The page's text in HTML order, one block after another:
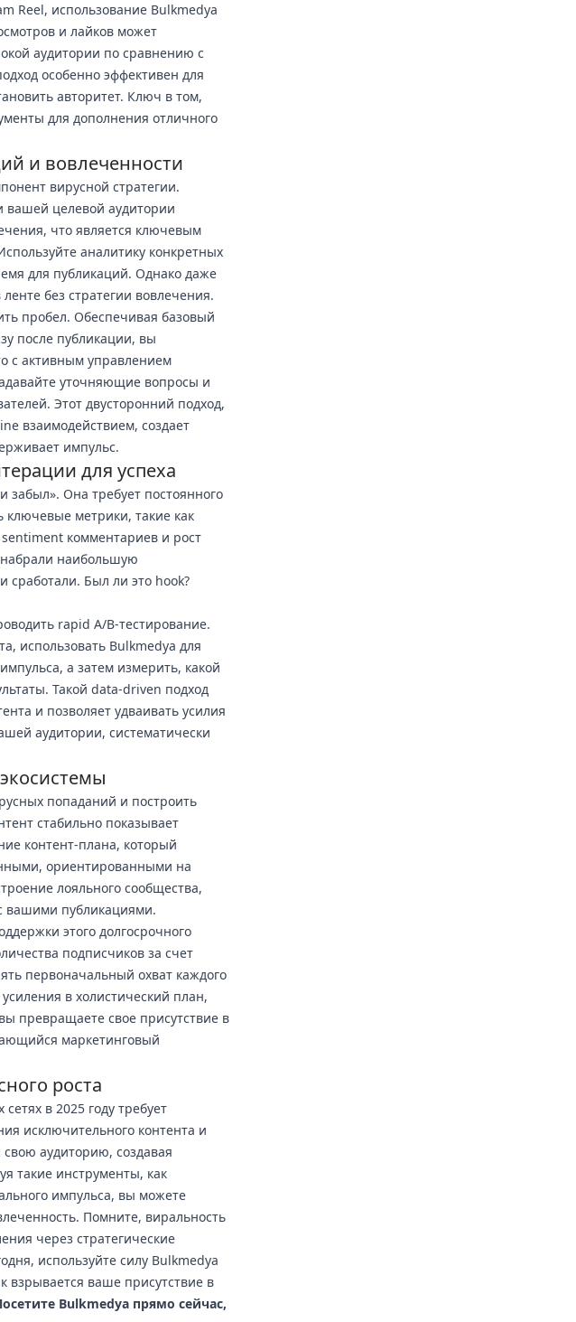
Reel, использование Bulkmedya
и лайков может
аудитории по сравнению с
особенно эффективен для
авторитет. Ключ в том,
для дополнения отличного
и вовлеченности
вирусной стратегии.
вашей целевой аудитории
что является ключевым
аналитику конкретных
для публикаций. Однако даже
без стратегии вовлечения.
пробел. Обеспечивая базовый
после публикации, вы
с активным управлением
уточняющие вопросы и
Этот двусторонний подход,
взаимодействием, создает
импульс.
для успеха
забыл». Она требует постоянного
метрики, такие как
комментариев и рост
наибольшую
сработали. Был ли это hook?
rapid A/B-тестирование.
использовать Bulkmedya для
а затем измерить, какой
Такой data-driven подход
и позволяет удваивать усилия
аудитории, систематически
попаданий и построить
стабильно показывает
контент-плана, который
ориентированными на
лояльного сообщества,
вашими публикациями.
этого долгосрочного
подписчиков за счет
первоначальный охват каждого
в холистический план,
превращаете свое присутствие в
маркетинговый
роста
в 2025 году требует
исключительного контента и
свою аудиторию, создавая
такие инструменты, как
импульса, вы можете
Помните, виральность
через стратегические
используйте силу Bulkmedya
взрывается ваше присутствие в
Bulkmedya прямо сейчас,